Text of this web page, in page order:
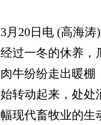
20日电 (高海涛
过一冬的休养，
牛纷纷走出暖棚
转动起来，处处
现代畜牧业的生